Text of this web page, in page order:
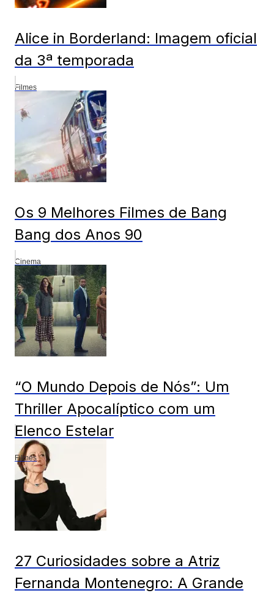
Alice in Borderland: Imagem oficial
da 3ª temporada
Filmes
Os 9 Melhores Filmes de Bang
Bang dos Anos 90
Cinema
“O Mundo Depois de Nós”: Um
Thriller Apocalíptico com um
Elenco Estelar
Filmes
27 Curiosidades sobre a Atriz
Fernanda Montenegro: A Grande